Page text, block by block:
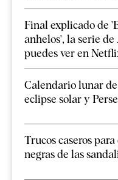
Final explicado de
anhelos', la serie
puedes ver en
Calendario lunar de
eclipse solar y
Trucos caseros
negras de las